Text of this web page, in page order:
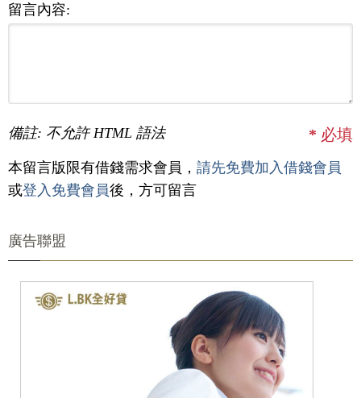
留言內容:
備註: 不允許 HTML 語法 * 必填
本留言版限有借錢需求會員， 請先免費加入借錢會員
或登入免費會員後，方可留言
廣告聯盟